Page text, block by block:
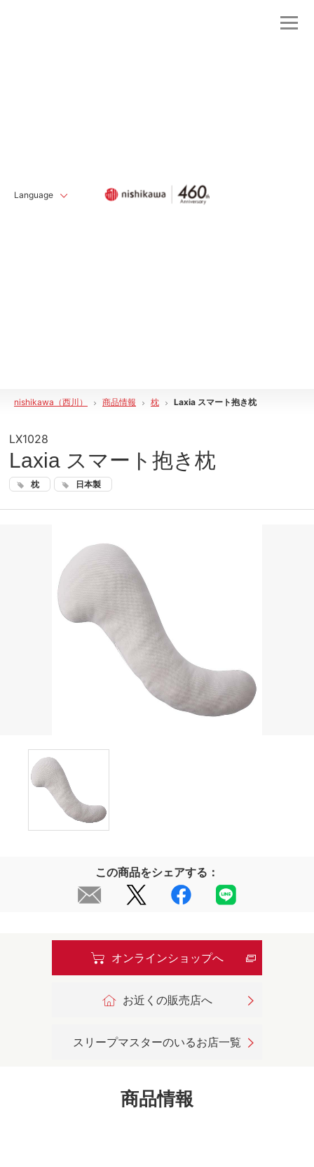
Language
nishikawa（西川） 商品情報 枕 Laxia スマート抱き枕
LX1028
Laxia スマート抱き枕
枕 日本製
この商品をシェアする：
オンラインショップへ
お近くの販売店へ
スリープマスターのいるお店一覧
商品情報